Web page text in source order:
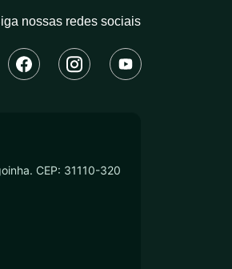
nossas redes sociais
CEP: 31110-320